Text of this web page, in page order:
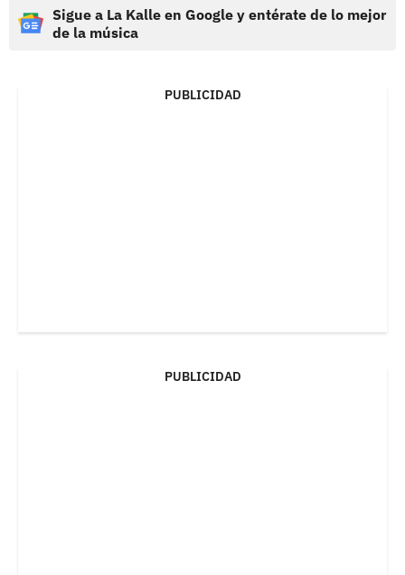
Sigue a La Kalle en Google y entérate de lo mejor
de la música
PUBLICIDAD
PUBLICIDAD